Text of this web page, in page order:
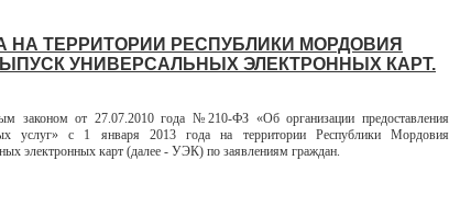
НА ТЕРРИТОРИИ РЕСПУБЛИКИ МОРДОВИЯ
УНИВЕРСАЛЬНЫХ ЭЛЕКТРОННЫХ КАРТ.
законом от 27.07.2010 года №210-ФЗ «Об организации предоставления
услуг» с 1 января 2013 года на территории Республики Мордовия
электронных карт (далее - УЭК) по заявлениям граждан.